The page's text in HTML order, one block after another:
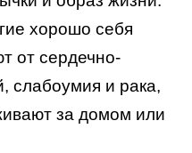
хорошо себя
от сердечно-
слабоумия и рака,
за домом или